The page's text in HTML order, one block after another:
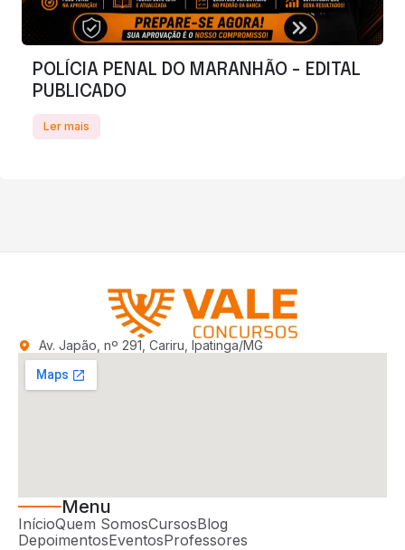
POLÍCIA PENAL DO MARANHÃO - EDITAL
PUBLICADO
Ler mais
Av. Japão, nº 291, Cariru, Ipatinga/MG
Menu
InícioQuem SomosCursosBlog
DepoimentosEventosProfessores